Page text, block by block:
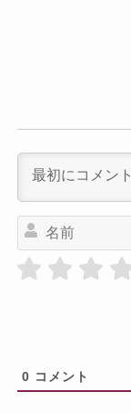
0 コメント